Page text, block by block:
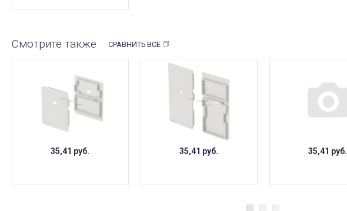
Смотрите также СРАВНИТЬ ВСЕ
35,41 руб. 35,41 руб. 35,41 руб.